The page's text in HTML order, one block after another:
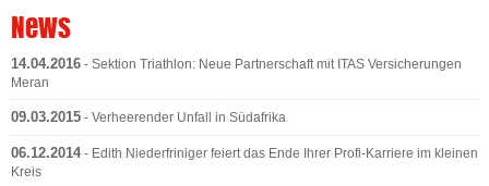
News
14.04.2016 - Sektion Triathlon: Neue Partnerschaft mit ITAS Versicherungen
Meran
09.03.2015 - Verheerender Unfall in Südafrika
06.12.2014- Edith Niederfriniger feiert das Ende Ihrer Profi-Karriere im kleinen
Kreis